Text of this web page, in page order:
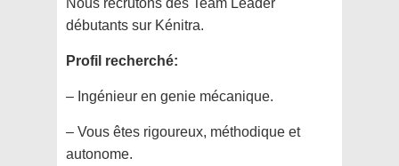
Nous recrutons des Team Leader
débutants sur Kénitra.
Profil recherché:
– Ingénieur en genie mécanique.
– Vous êtes rigoureux, méthodique et
autonome.